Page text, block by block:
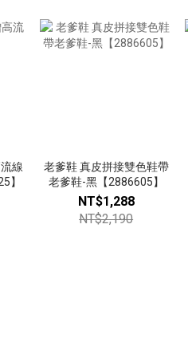
線
】
老爹鞋 真皮拼接雙色鞋帶
老爹鞋-黑【2886605】
NT$1,288
NT$2,190